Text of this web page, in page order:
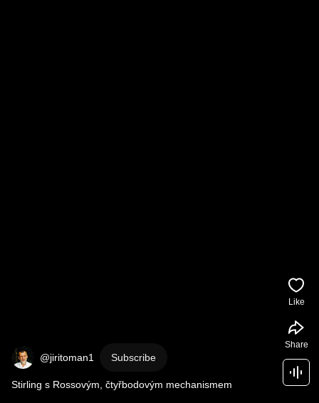
@jiritoman1 Subscribe
Stirling s Rossovým, čtyřbodovým mechanismem
Like
Share